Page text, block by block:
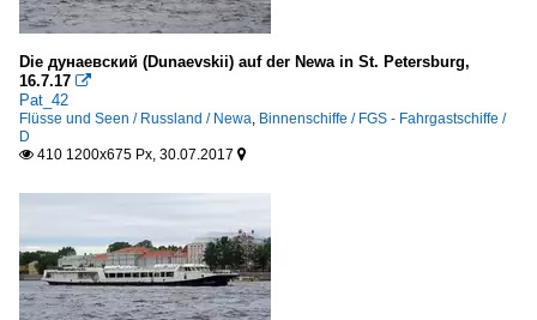
Die дунаевский (Dunaevskii) auf der Newa in St. Petersburg,
16.7.17 
Pat_42
Flüsse und Seen / Russland / Newa, Binnenschiffe / FGS - Fahrgastschiffe /
D
 410 1200x675 Px, 30.07.2017 